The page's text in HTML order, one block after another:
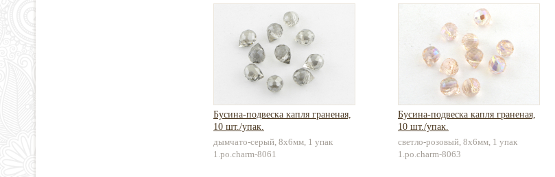
Бусина-подвеска капля граненая,
10 шт./упак.
дымчато-серый, 8х6мм, 1 упак
1.po.charm-8061
Бусина-подвеска капля граненая,
10 шт./упак.
светло-розовый, 8х6мм, 1 упак
1.po.charm-8063